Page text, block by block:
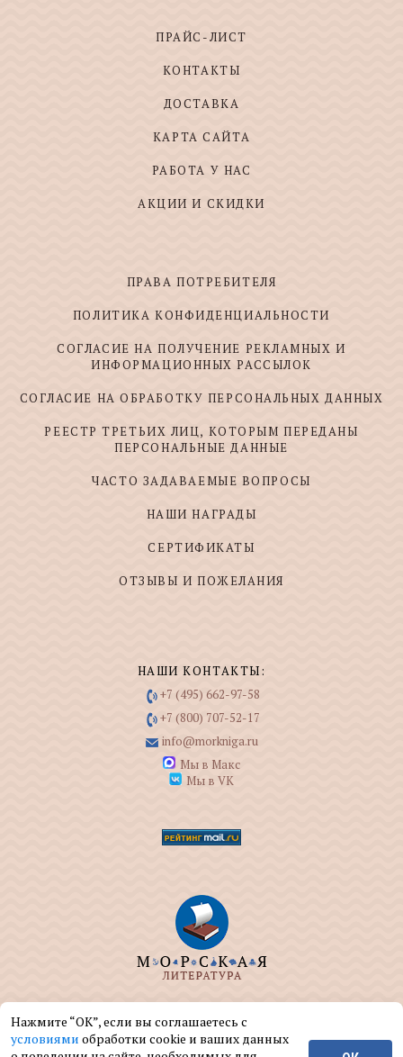
ПРАЙС-ЛИСТ
КОНТАКТЫ
ДОСТАВКА
КАРТА САЙТА
РАБОТА У НАС
АКЦИИ И СКИДКИ
ПРАВА ПОТРЕБИТЕЛЯ
ПОЛИТИКА КОНФИДЕНЦИАЛЬНОСТИ
СОГЛАСИЕ НА ПОЛУЧЕНИЕ РЕКЛАМНЫХ И
ИНФОРМАЦИОННЫХ РАССЫЛОК
СОГЛАСИЕ НА ОБРАБОТКУ ПЕРСОНАЛЬНЫХ ДАННЫХ
РЕЕСТР ТРЕТЬИХ ЛИЦ, КОТОРЫМ ПЕРЕДАНЫ
ПЕРСОНАЛЬНЫЕ ДАННЫЕ
ЧАСТО ЗАДАВАЕМЫЕ ВОПРОСЫ
НАШИ НАГРАДЫ
СЕРТИФИКАТЫ
ОТЗЫВЫ И ПОЖЕЛАНИЯ
НАШИ КОНТАКТЫ:
+7 (495) 662-97-58
+7 (800) 707-52-17
info@morkniga.ru
Мы в Макс
Мы в VK
ООО "МОРКНИГА" занимается изданием и
реализацией книг на морскую тематику.
Нажмите “ОК”, если вы соглашаетесь с
условиями обработки cookie и ваших данных